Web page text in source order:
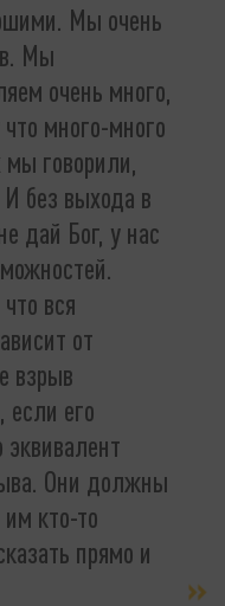
Мы очень
Мы
очень много,
много-много
говорили,
без выхода в
дай Бог, у нас
вся
от
взрыв
если его
эквивалент
Они должны
кто-то
прямо и